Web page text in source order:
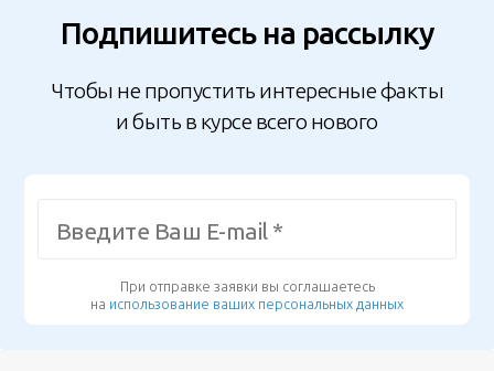
Подпишитесь на рассылку
Чтобы не пропустить интересные факты
и быть в курсе всего нового
При отправке заявки вы соглашаетесь
на использование ваших персональных данных